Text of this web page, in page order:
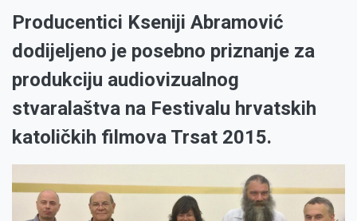
Producentici Kseniji Abramović
dodijeljeno je posebno priznanje za
produkciju audiovizualnog
stvaralaštva na Festivalu hrvatskih
katoličkih filmova Trsat 2015.